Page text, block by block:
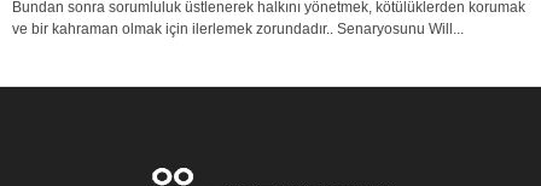
Bundan sonra sorumluluk üstlenerek halkını yönetmek, kötülüklerden korumak
ve bir kahraman olmak için ilerlemek zorundadır.. Senaryosunu Will...